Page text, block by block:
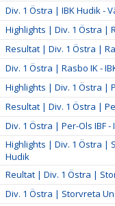
Div. 1 Östra | IBK Hudik -
Highlights | Div. 1 Östra |
Resultat | Div. 1 Östra |
Div. 1 Östra | Rasbo IK -
Highlights | Div. 1 Östra |
Resultat | Div. 1 Östra |
Div. 1 Östra | Per-Ols IBF -
Highlights | Div. 1 Östra |
Hudik
Reultat | Div. 1 Östra |
Div. 1 Östra | Storvreta